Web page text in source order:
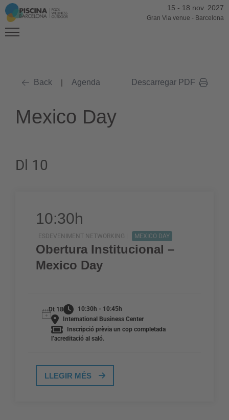
15 - 18 nov. 2027
Gran Via venue - Barcelona
Back | Agenda Descarregar PDF
Mexico Day
Dl 10
10:30h
ESDEVENIMENT NETWORKING | MEXICO DAY
Obertura Institucional –
Mexico Day
Dt 18
10:30h - 10:45h
International Business Center
Inscripció prèvia un cop completada
l’acreditació al saló.
LLEGIR MÉS